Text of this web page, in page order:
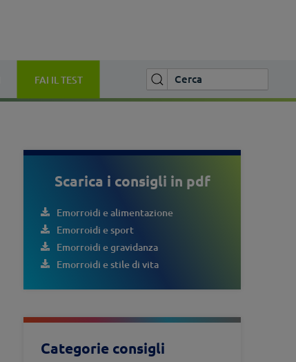
FAI IL TEST
Scarica i consigli in pdf
Emorroidi e alimentazione
Emorroidi e sport
Emorroidi e gravidanza
Emorroidi e stile di vita
Categorie consigli